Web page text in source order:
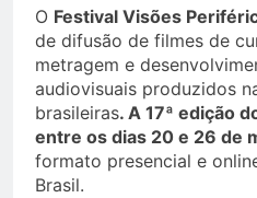
O Festival Visões
de difusão de filmes de
metragem e
audiovisuais produzidos
brasileiras. A 17ª edição
entre os dias 20 e 26 de
formato presencial e
Brasil.